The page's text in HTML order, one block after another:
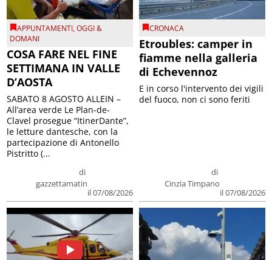
APPUNTAMENTI,OGGI &
DOMANI
COSA FARE NEL FINE
SETTIMANA IN VALLE
D’AOSTA
di
gazzettamatin
il 07/08/2026
SABATO 8 AGOSTO ALLEIN –
All’area verde Le Plan-de-
Clavel prosegue “ItinerDante”,
le letture dantesche, con la
partecipazione di Antonello
Pistritto (...
CRONACA
Etroubles: camper in
fiamme nella galleria
di Echevennoz
di
Cinzia Timpano
il 07/08/2026
E in corso l'intervento dei vigili
del fuoco, non ci sono feriti